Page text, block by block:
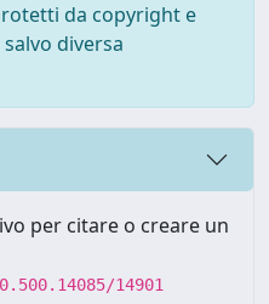
da copyright e
diversa
per citare o creare un
14901